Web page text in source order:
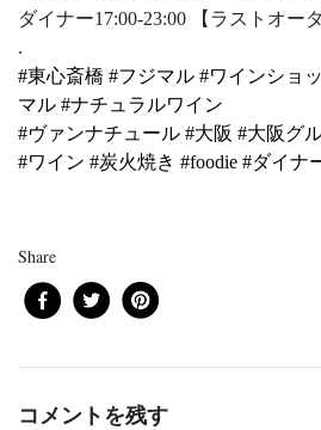
ダイナー17:00-23:00 【ラストオーダ
.
#東心斎橋 #フジマル #ワインショ
マル #ナチュラルワイン
#ヴァンナチュール #大阪 #大阪グ
#ワイン #炭火焼き #foodie #ダイナ
Share
コメントを残す